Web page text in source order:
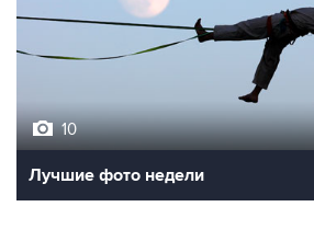
10
Лучшие фото недели